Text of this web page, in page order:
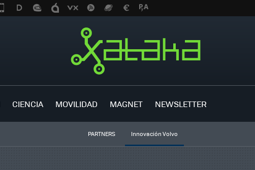
CIENCIA MOVILIDAD MAGNET NEWSLETTER
PARTNERS Innovación Volvo